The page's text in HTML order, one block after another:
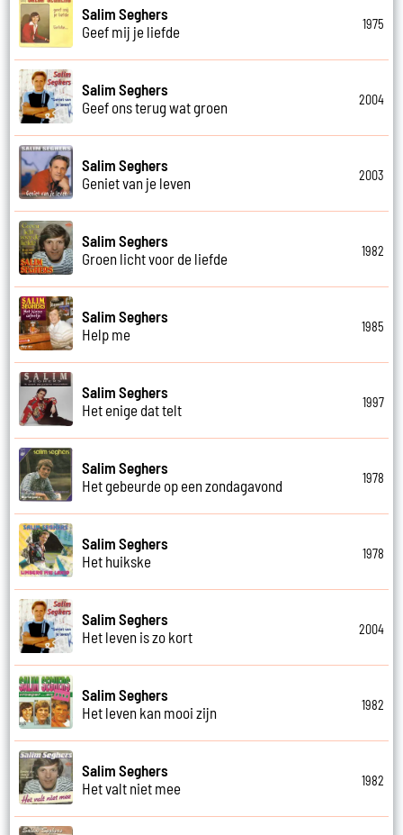
Salim Seghers
Geef mij je liefde
1975
Salim Seghers
Geef ons terug wat groen
2004
Salim Seghers
Geniet van je leven
2003
Salim Seghers
Groen licht voor de liefde
1982
Salim Seghers
Help me
1985
Salim Seghers
Het enige dat telt
1997
Salim Seghers
Het gebeurde op een zondagavond
1978
Salim Seghers
Het huikske
1978
Salim Seghers
Het leven is zo kort
2004
Salim Seghers
Het leven kan mooi zijn
1982
Salim Seghers
Het valt niet mee
1982